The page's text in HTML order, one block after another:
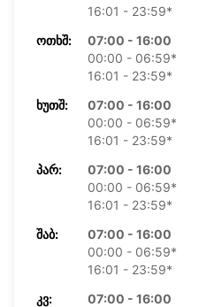
16:01 - 23:59*
ᲝᲗᲮᲨ:
07:00 - 16:00
00:00 - 06:59*
16:01 - 23:59*
ᲮᲣᲗᲨ:
07:00 - 16:00
00:00 - 06:59*
16:01 - 23:59*
ᲞᲐᲠ:
07:00 - 16:00
00:00 - 06:59*
16:01 - 23:59*
ᲨᲐᲑ:
07:00 - 16:00
00:00 - 06:59*
16:01 - 23:59*
ᲙᲕ:
07:00 - 16:00